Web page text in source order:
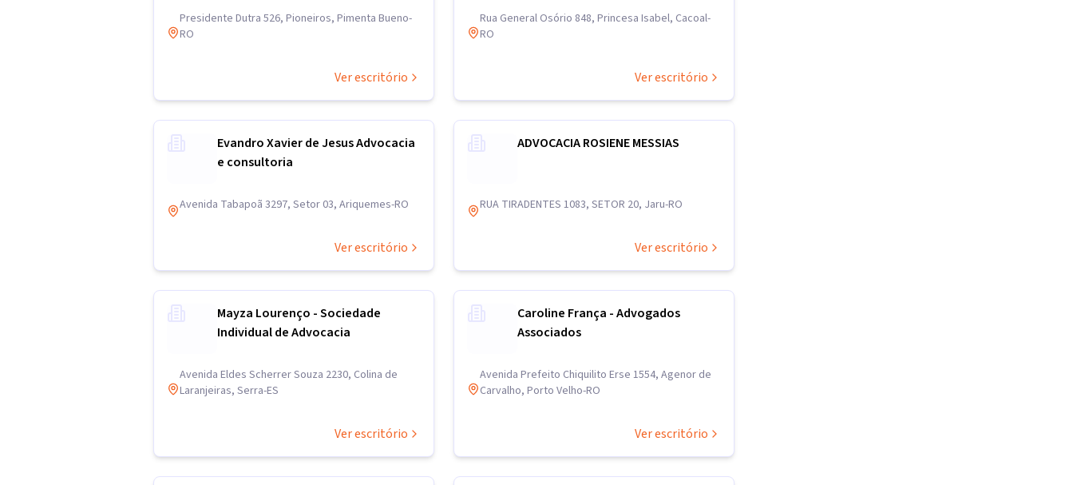
Presidente Dutra 526, Pioneiros, Pimenta Bueno-
RO
Ver escritório
Rua General Osório 848, Princesa Isabel, Cacoal-
RO
Ver escritório
Evandro Xavier de Jesus Advocacia
e consultoria
Avenida Tabapoã 3297, Setor 03, Ariquemes-RO
Ver escritório
ADVOCACIA ROSIENE MESSIAS
RUA TIRADENTES 1083, SETOR 20, Jaru-RO
Ver escritório
Mayza Lourenço - Sociedade
Individual de Advocacia
Avenida Eldes Scherrer Souza 2230, Colina de
Laranjeiras, Serra-ES
Ver escritório
Caroline França - Advogados
Associados
Avenida Prefeito Chiquilito Erse 1554, Agenor de
Carvalho, Porto Velho-RO
Ver escritório